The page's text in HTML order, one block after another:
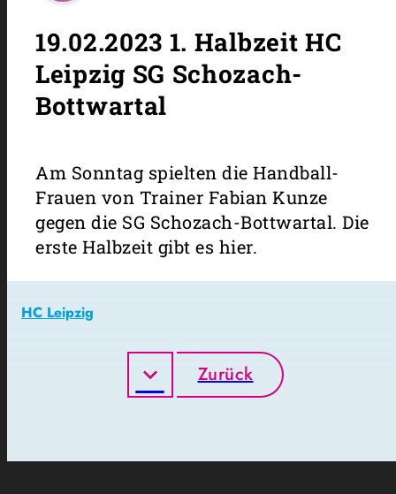
19.02.2023 1. Halbzeit HC
Leipzig SG Schozach-
Bottwartal
Am Sonntag spielten die Handball-
Frauen von Trainer Fabian Kunze
gegen die SG Schozach-Bottwartal. Die
erste Halbzeit gibt es hier.
HC Leipzig
Zurück